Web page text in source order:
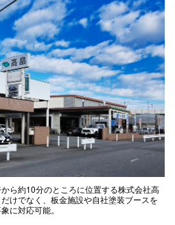
ら約10分のところに位置する株式会社高
けでなく、板金施設や自社塗装ブースを
に対応可能。